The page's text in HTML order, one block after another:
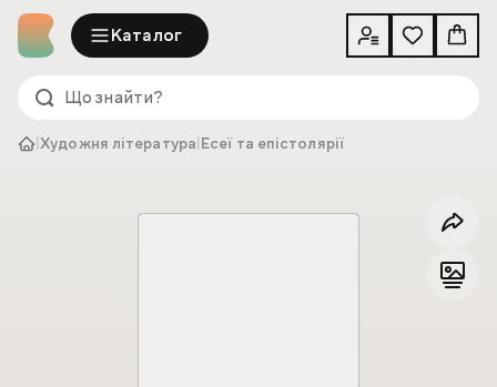
Каталог
|Художня література Есеї та епістолярії